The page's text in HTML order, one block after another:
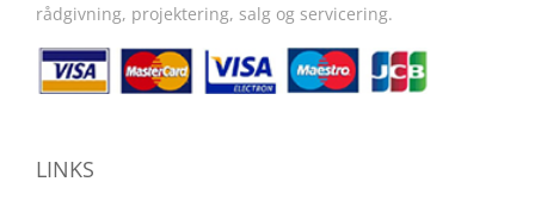
rådgivning, projektering, salg og servicering.
LINKS